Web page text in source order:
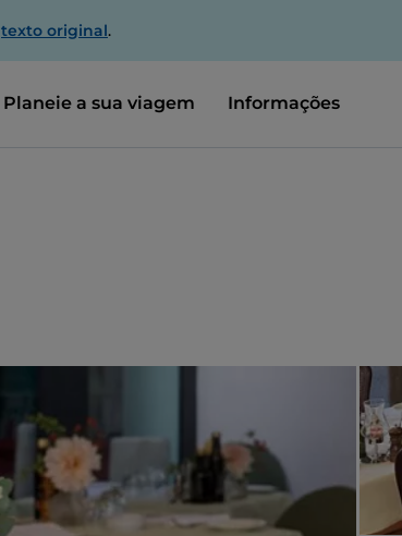
texto original.
Planeie a sua viagem Informações